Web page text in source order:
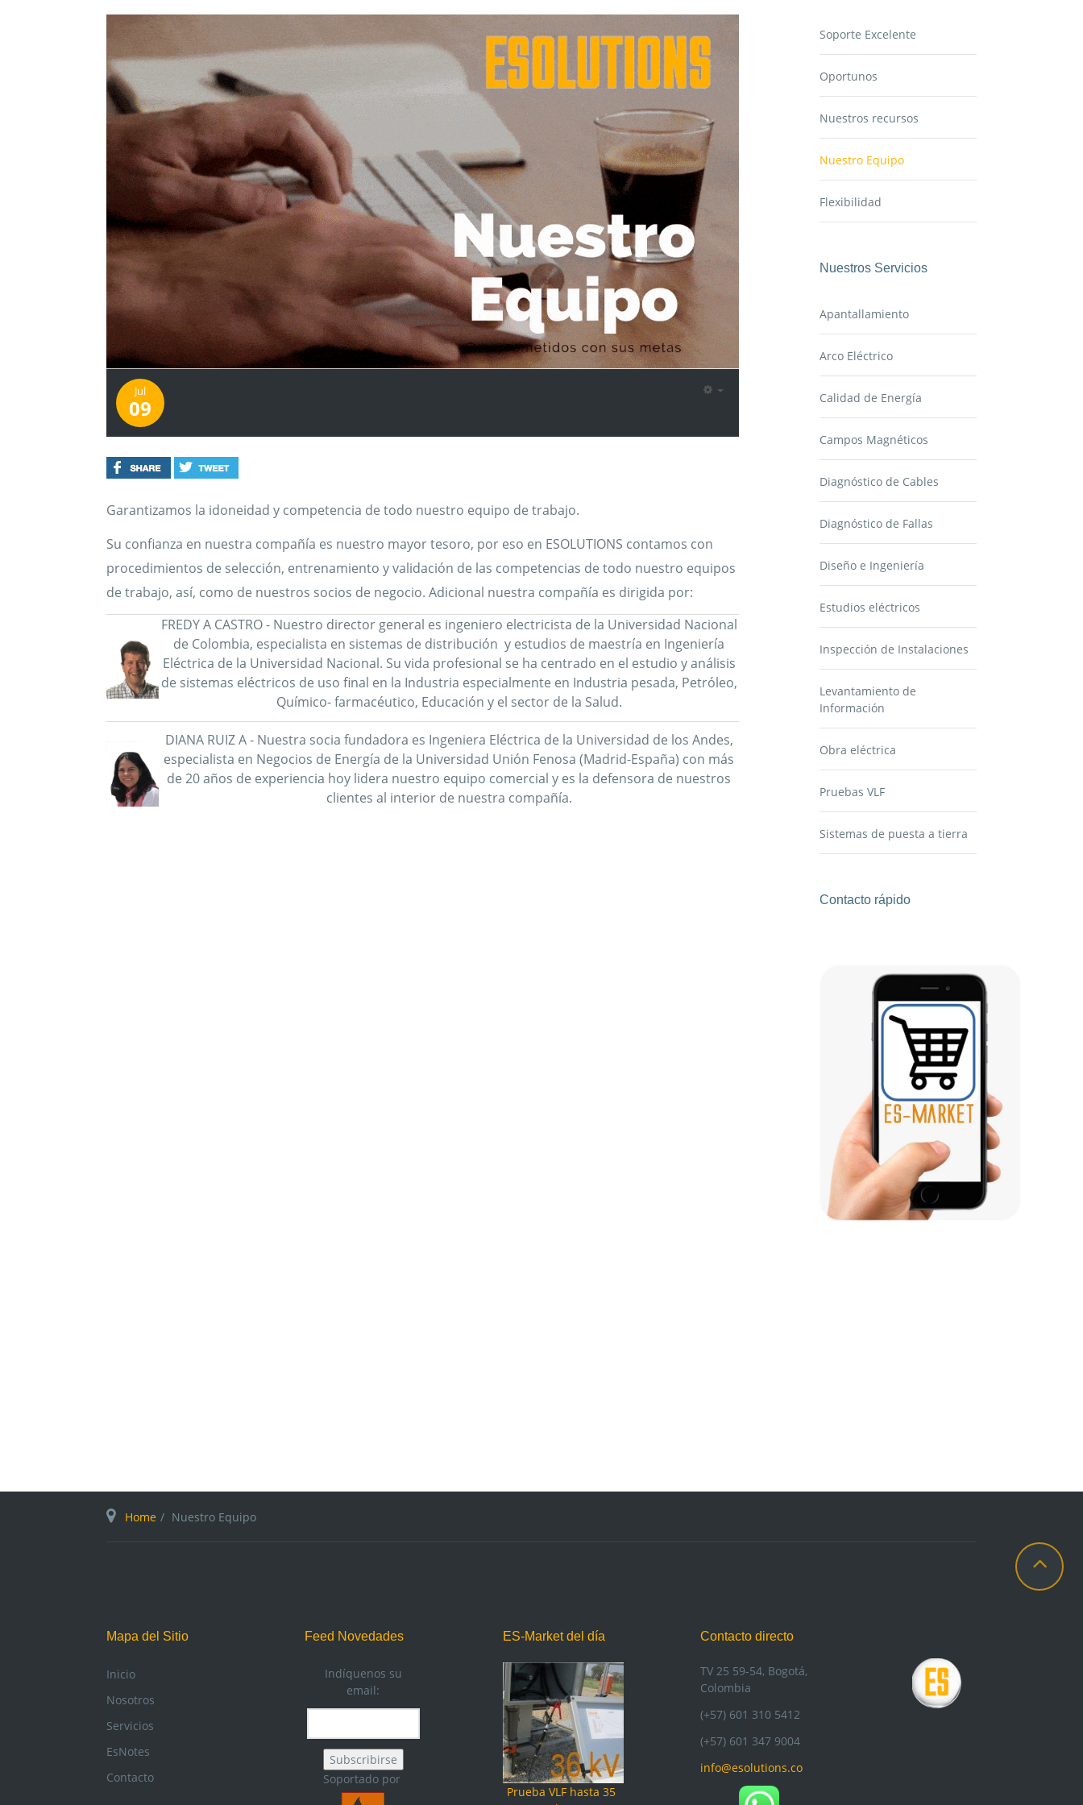
Jul
09
Garantizamos la idoneidad y competencia de todo nuestro equipo de trabajo.
Su confianza en nuestra compañía es nuestro mayor tesoro, por eso en ESOLUTIONS contamos con
procedimientos de selección, entrenamiento y validación de las competencias de todo nuestro equipos
de trabajo, así, como de nuestros socios de negocio. Adicional nuestra compañía es dirigida por:
FREDY A CASTRO - Nuestro director general es ingeniero electricista de la Universidad Nacional
de Colombia, especialista en sistemas de distribución y estudios de maestría en Ingeniería
Eléctrica de la Universidad Nacional. Su vida profesional se ha centrado en el estudio y análisis
de sistemas eléctricos de uso final en la Industria especialmente en Industria pesada, Petróleo,
Químico- farmacéutico, Educación y el sector de la Salud.
DIANA RUIZ A - Nuestra socia fundadora es Ingeniera Eléctrica de la Universidad de los Andes,
especialista en Negocios de Energía de la Universidad Unión Fenosa (Madrid-España) con más
de 20 años de experiencia hoy lidera nuestro equipo comercial y es la defensora de nuestros
clientes al interior de nuestra compañía.
Soporte Excelente
Oportunos
Nuestros recursos
Nuestro Equipo
Flexibilidad
Nuestros Servicios
Apantallamiento
Arco Eléctrico
Calidad de Energía
Campos Magnéticos
Diagnóstico de Cables
Diagnóstico de Fallas
Diseño e Ingeniería
Estudios eléctricos
Inspección de Instalaciones
Levantamiento de
Información
Obra eléctrica
Pruebas VLF
Sistemas de puesta a tierra
Contacto rápido
Home Nuestro Equipo
Mapa del Sitio
Inicio
Nosotros
Servicios
EsNotes
Contacto
Feed Novedades
Indíquenos su
email:
Soportado por
ES-Market del día
Prueba VLF hasta 35
Contacto directo
TV 25 59-54, Bogotá,
Colombia
(+57) 601 310 5412
(+57) 601 347 9004
info@esolutions.co